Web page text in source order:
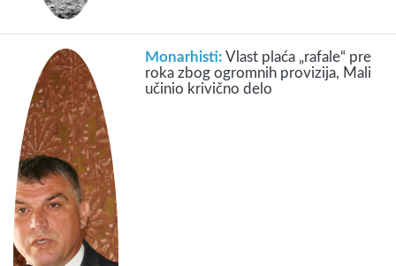
Monarhisti:Vlast plaća „rafale“ pre
roka zbog ogromnih provizija, Mali
učinio krivično delo